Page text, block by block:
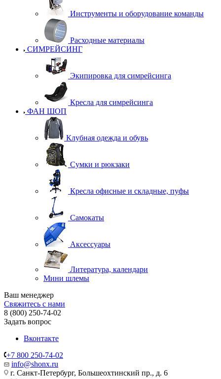
Инструменты и оборудование команды
Расходные материалы
СИМРЕЙСИНГ
Экипировка для симрейсинга
Кресла для симрейсинга
ФАН ШОП
Клубная одежда и обувь
Сумки и рюкзаки
Кресла офисные и складные, пуфы
Самокаты
Аксессуары
Литература, календари
Мини шлемы
Ваш менеджер
Свяжитесь с нами
8 (800) 250-74-02
Задать вопрос
Вконтакте
+7 800 250-74-02
info@shonx.ru
г. Санкт-Петербург, Большеохтинский пр., д. 6